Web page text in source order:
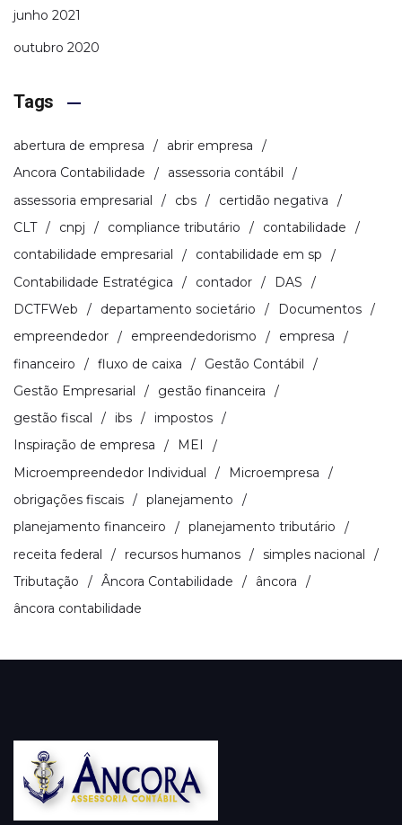
junho 2021
outubro 2020
Tags
abertura de empresa
abrir empresa
Ancora Contabilidade
assessoria contábil
assessoria empresarial
cbs
certidão negativa
CLT
cnpj compliance tributário
contabilidade
contabilidade empresarial
contabilidade em sp
Contabilidade Estratégica
contador
DAS
DCTFWeb
departamento societário
Documentos
empreendedor
empreendedorismo
empresa
financeiro
fluxo de caixa
Gestão Contábil
Gestão Empresarial
gestão financeira
gestão fiscal
ibs
impostos
Inspiração de empresa
MEI
Microempreendedor Individual
Microempresa
obrigações fiscais
planejamento
planejamento financeiro
planejamento tributário
receita federal
recursos humanos
simples nacional
Tributação
Âncora Contabilidade
âncora
âncora contabilidade